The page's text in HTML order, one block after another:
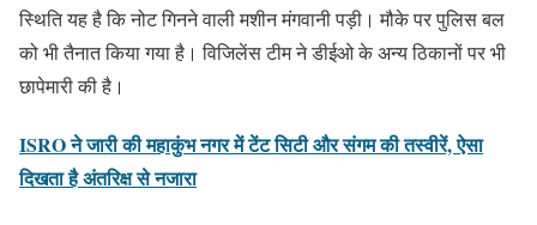
स्थिति यह है कि नोट गिनने वाली मशीन मंगवानी पड़ी। मौके पर पुलिस बल
को भी तैनात किया गया है। विजिलेंस टीम ने डीईओ के अन्य ठिकानों पर भी
छापेमारी की है।
ISRO ने जारी की महाकुंभ नगर में टेंट सिटी और संगम की तस्वीरें, ऐसा
दिखता है अंतरिक्ष से नजारा